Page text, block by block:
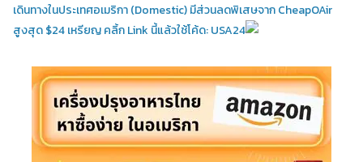
เดินทางในประเทศอเมริกา (Domestic)มีส่วนลดพิเสษจาก CheapOAir
สูงสุด $24 เหรียญ คลิ้ก Link นี้แล้วใช้โค้ด: USA24